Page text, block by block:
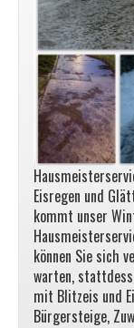
Eisregen und
kommt unser
können Sie sich
warten,
mit Blitzeis und
Bürgersteige,